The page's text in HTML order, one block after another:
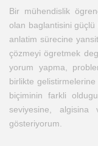
Bir mühendislik
olan baglantisini
anlatim sürecine
çözmeyi ögretmek
yorum yapma,
birlikte
biçiminin farkli
seviyesine, algisina
gösteriyorum.